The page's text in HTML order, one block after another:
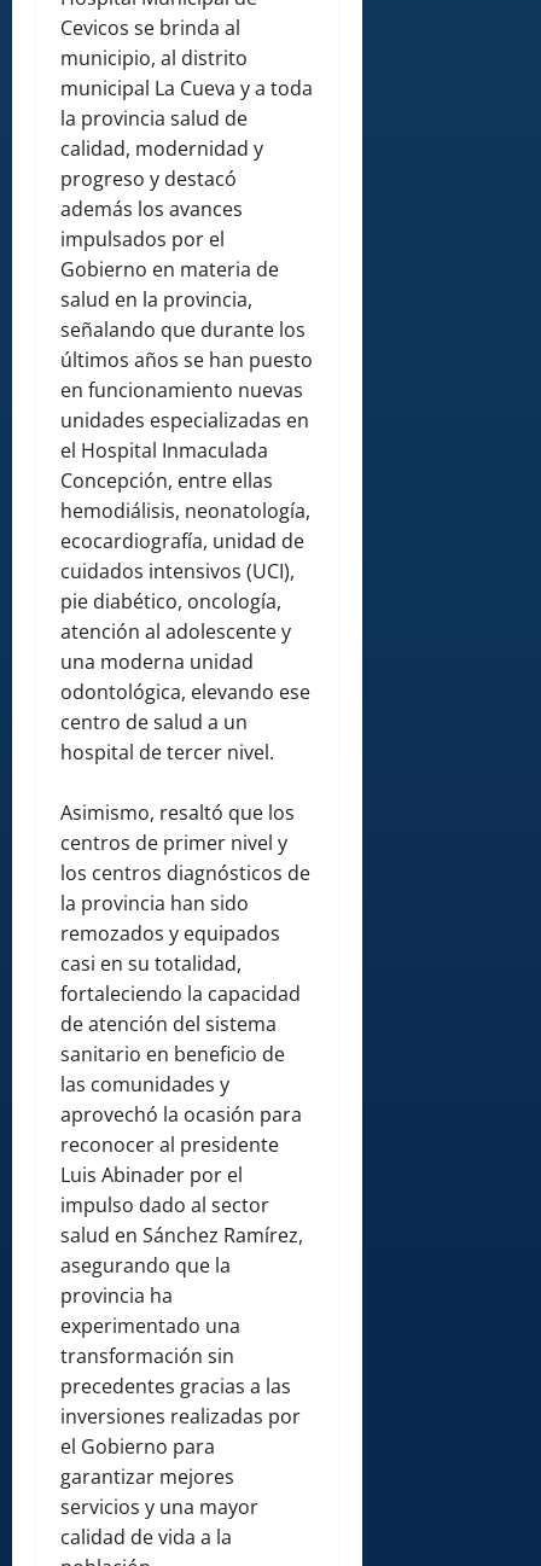
Cevicos se brinda al
municipio, al distrito
municipal La Cueva y a toda
la provincia salud de
calidad, modernidad y
progreso y destacó
además los avances
impulsados por el
Gobierno en materia de
salud en la provincia,
señalando que durante los
últimos años se han puesto
en funcionamiento nuevas
unidades especializadas en
el Hospital Inmaculada
Concepción, entre ellas
hemodiálisis, neonatología,
ecocardiografía, unidad de
cuidados intensivos (UCI),
pie diabético, oncología,
atención al adolescente y
una moderna unidad
odontológica, elevando ese
centro de salud a un
hospital de tercer nivel.
Asimismo, resaltó que los
centros de primer nivel y
los centros diagnósticos de
la provincia han sido
remozados y equipados
casi en su totalidad,
fortaleciendo la capacidad
de atención del sistema
sanitario en beneficio de
las comunidades y
aprovechó la ocasión para
reconocer al presidente
Luis Abinader por el
impulso dado al sector
salud en Sánchez Ramírez,
asegurando que la
provincia ha
experimentado una
transformación sin
precedentes gracias a las
inversiones realizadas por
el Gobierno para
garantizar mejores
servicios y una mayor
calidad de vida a la